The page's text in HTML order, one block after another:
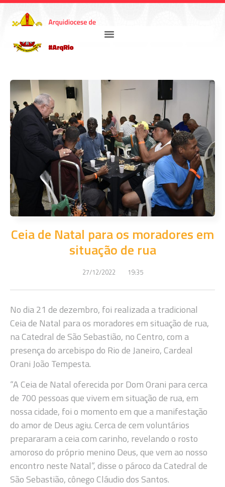
Ceia de Natal para os moradores em
situação de rua
27/12/2022 19:35
No dia 21 de dezembro, foi realizada a tradicional
Ceia de Natal para os moradores em situação de rua,
na Catedral de São Sebastião, no Centro, com a
presença do arcebispo do Rio de Janeiro, Cardeal
Orani João Tempesta.
“A Ceia de Natal oferecida por Dom Orani para cerca
de 700 pessoas que vivem em situação de rua, em
nossa cidade, foi o momento em que a manifestação
do amor de Deus agiu. Cerca de cem voluntários
prepararam a ceia com carinho, revelando o rosto
amoroso do próprio menino Deus, que vem ao nosso
encontro neste Natal”, disse o pároco da Catedral de
São Sebastião, cônego Cláudio dos Santos.